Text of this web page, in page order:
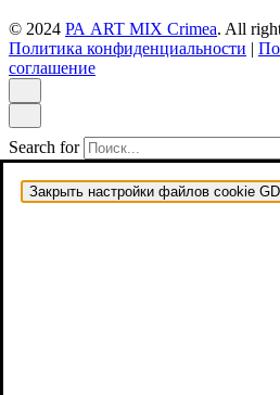
© 2024 РА ART MIX Crimea. All
Политика конфиденциальности |
соглашение
Search for
Закрыть настройки файлов cookie